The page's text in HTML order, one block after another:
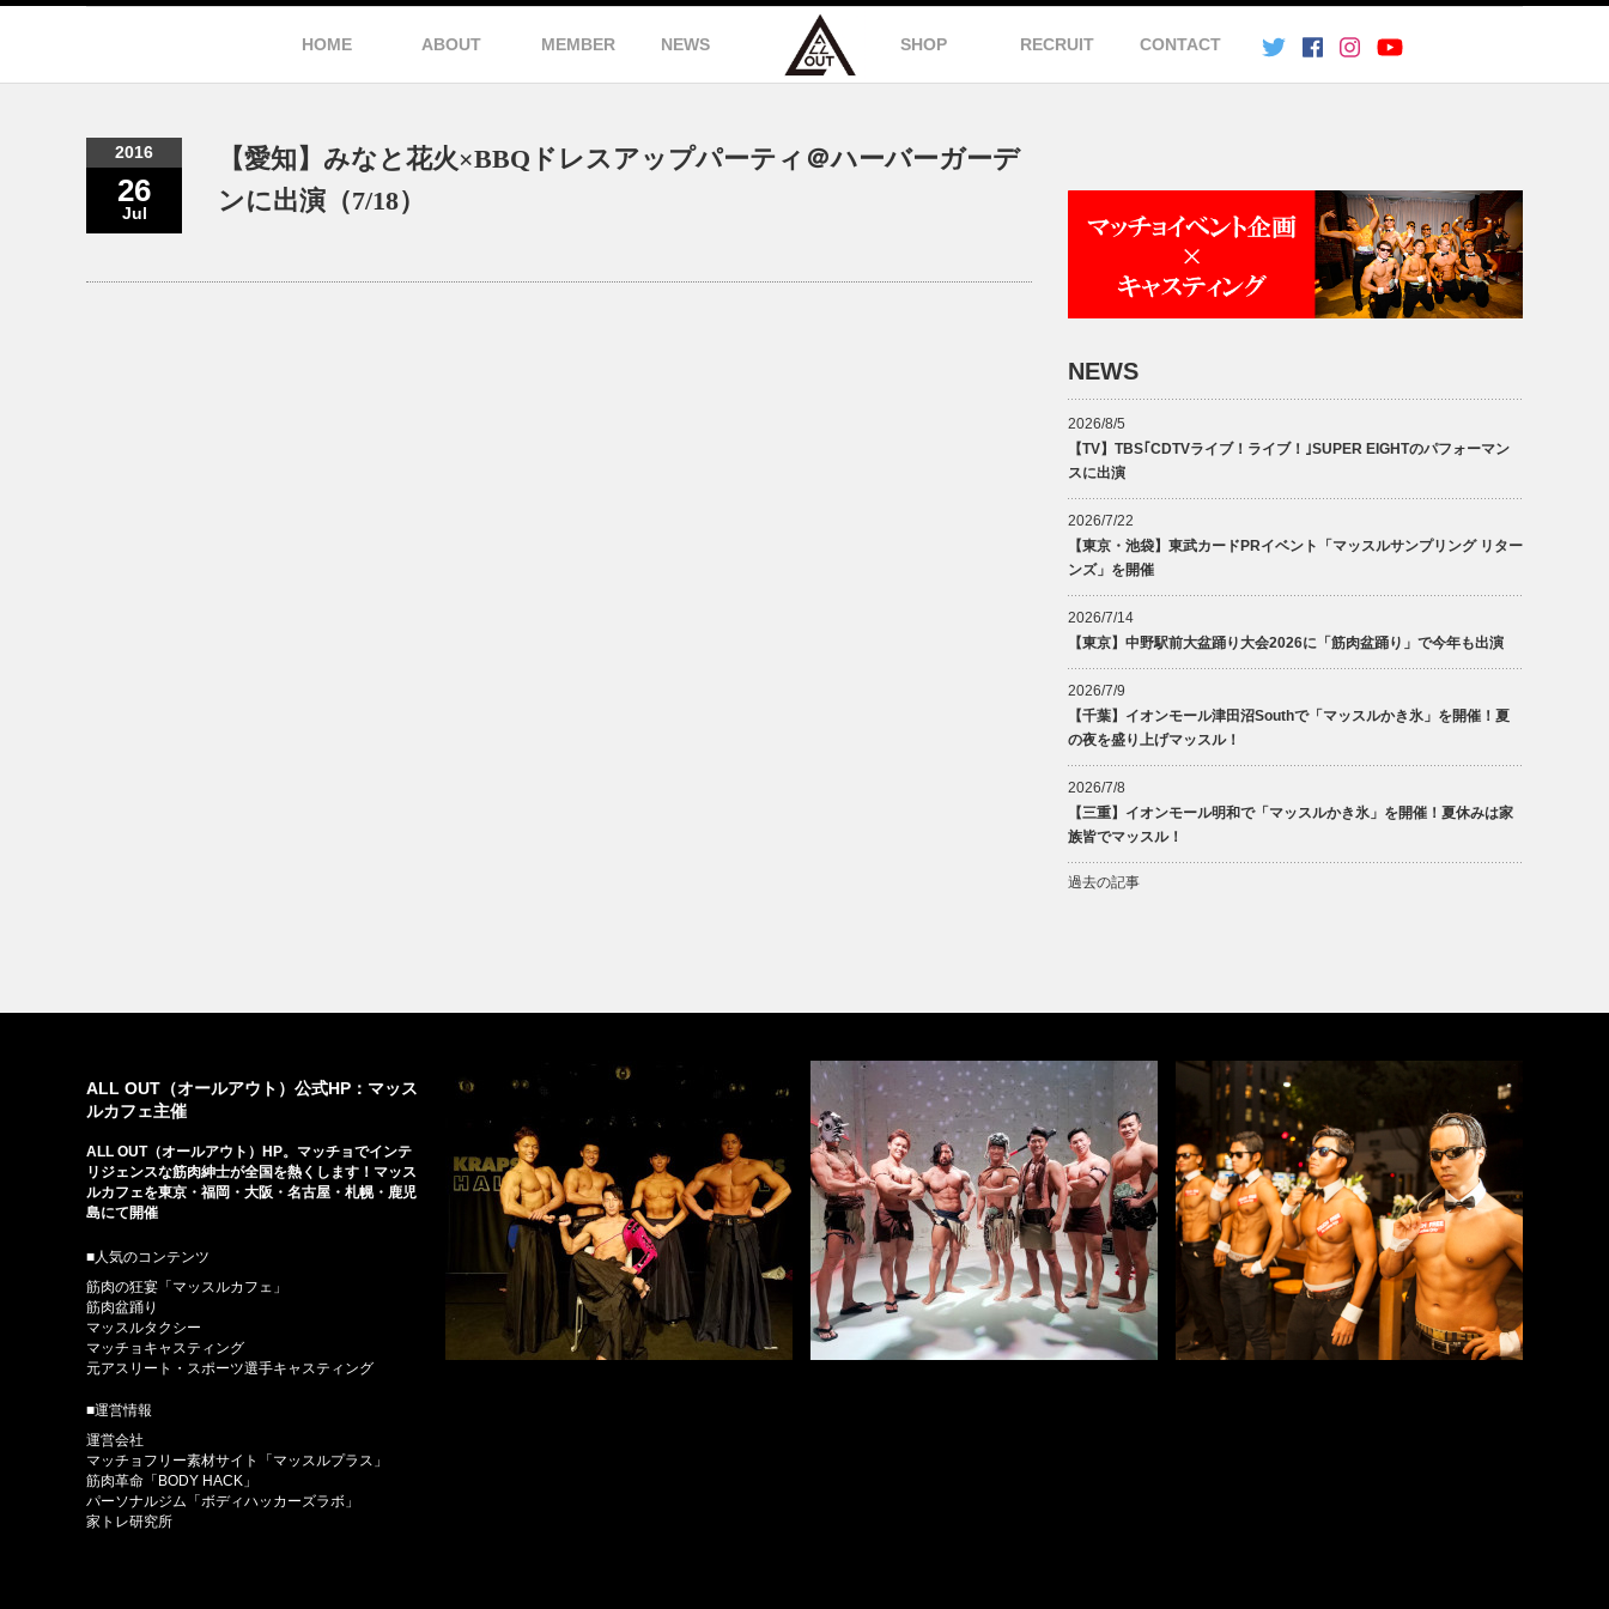
HOME ABOUT MEMBER NEWS SHOP RECRUIT CONTACT
2016
26
Jul
【愛知】みなと花火×BBQドレスアップパーティ＠ハーバーガーデ
ンに出演（7/18）
NEWS
2026/8/5
【TV】TBS｢CDTVライブ！ライブ！｣SUPER EIGHTのパフォーマン
スに出演
2026/7/22
【東京・池袋】東武カードPRイベント「マッスルサンプリング リター
ンズ」を開催
2026/7/14
【東京】中野駅前大盆踊り大会2026に「筋肉盆踊り」で今年も出演
2026/7/9
【千葉】イオンモール津田沼Southで「マッスルかき氷」を開催！夏
の夜を盛り上げマッスル！
2026/7/8
【三重】イオンモール明和で「マッスルかき氷」を開催！夏休みは家
族皆でマッスル！
過去の記事
ALL OUT（オールアウト）公式HP：マッス
ルカフェ主催
ALL OUT（オールアウト）HP。マッチョでインテ
リジェンスな筋肉紳士が全国を熱くします！マッス
ルカフェを東京・福岡・大阪・名古屋・札幌・鹿児
島にて開催
■人気のコンテンツ
筋肉の狂宴「マッスルカフェ」
筋肉盆踊り
マッスルタクシー
マッチョキャスティング
元アスリート・スポーツ選手キャスティング
■運営情報
運営会社
マッチョフリー素材サイト「マッスルプラス」
筋肉革命「BODY HACK」
パーソナルジム「ボディハッカーズラボ」
家トレ研究所